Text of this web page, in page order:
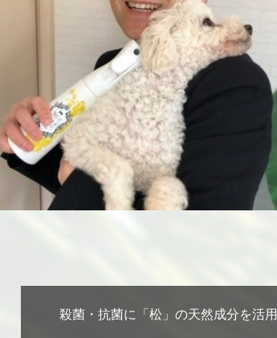
殺菌・抗菌に「松」の天然成分を活用